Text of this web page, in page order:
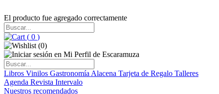
El producto fue agregado correctamente
( 0 )
(0)
Libros Vinilos Gastronomía Alacena Tarjeta de Regalo Talleres
Agenda Revista Intervalo
Nuestros recomendados